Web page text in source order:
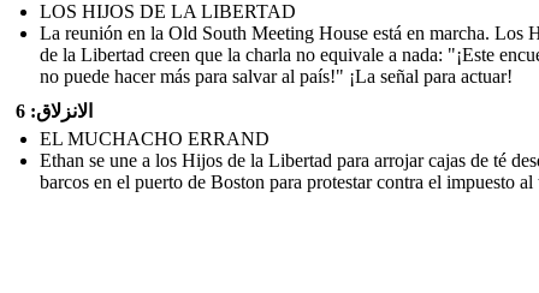
LOS HIJOS DE LA LIBERTAD
La reunión en la Old South Meeting House está en marcha. Los
de la Libertad creen que la charla no equivale a nada: "¡Este
no puede hacer más para salvar al país!" ¡La señal para actuar!
الانزلاق: 6
EL MUCHACHO ERRAND
Ethan se une a los Hijos de la Libertad para arrojar cajas de té
barcos en el puerto de Boston para protestar contra el impuesto al